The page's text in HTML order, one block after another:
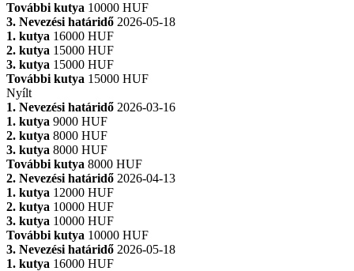
További kutya 10000 HUF
3. Nevezési határidő 2026-05-18
1. kutya 16000 HUF
2. kutya 15000 HUF
3. kutya 15000 HUF
További kutya 15000 HUF
Nyílt
1. Nevezési határidő 2026-03-16
1. kutya 9000 HUF
2. kutya 8000 HUF
3. kutya 8000 HUF
További kutya 8000 HUF
2. Nevezési határidő 2026-04-13
1. kutya 12000 HUF
2. kutya 10000 HUF
3. kutya 10000 HUF
További kutya 10000 HUF
3. Nevezési határidő 2026-05-18
1. kutya 16000 HUF